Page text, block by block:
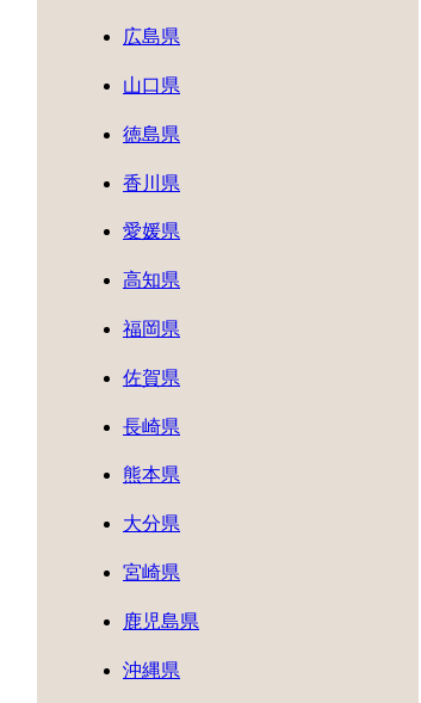
広島県
山口県
徳島県
香川県
愛媛県
高知県
福岡県
佐賀県
長崎県
熊本県
大分県
宮崎県
鹿児島県
沖縄県